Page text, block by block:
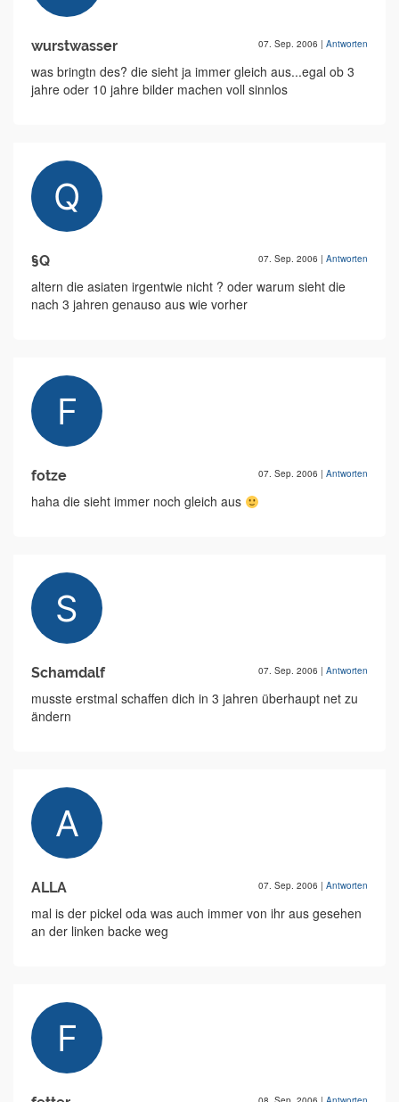
wurstwasser 07. Sep. 2006 | Antworten
was bringtn des? die sieht ja immer gleich aus...egal ob 3
jahre oder 10 jahre bilder machen voll sinnlos
§Q 07. Sep. 2006 | Antworten
altern die asiaten irgentwie nicht ? oder warum sieht die
nach 3 jahren genauso aus wie vorher
fotze 07. Sep. 2006 | Antworten
haha die sieht immer noch gleich aus
Schamdalf 07. Sep. 2006 | Antworten
musste erstmal schaffen dich in 3 jahren überhaupt net zu
ändern
ALLA 07. Sep. 2006 | Antworten
mal is der pickel oda was auch immer von ihr aus gesehen
an der linken backe weg